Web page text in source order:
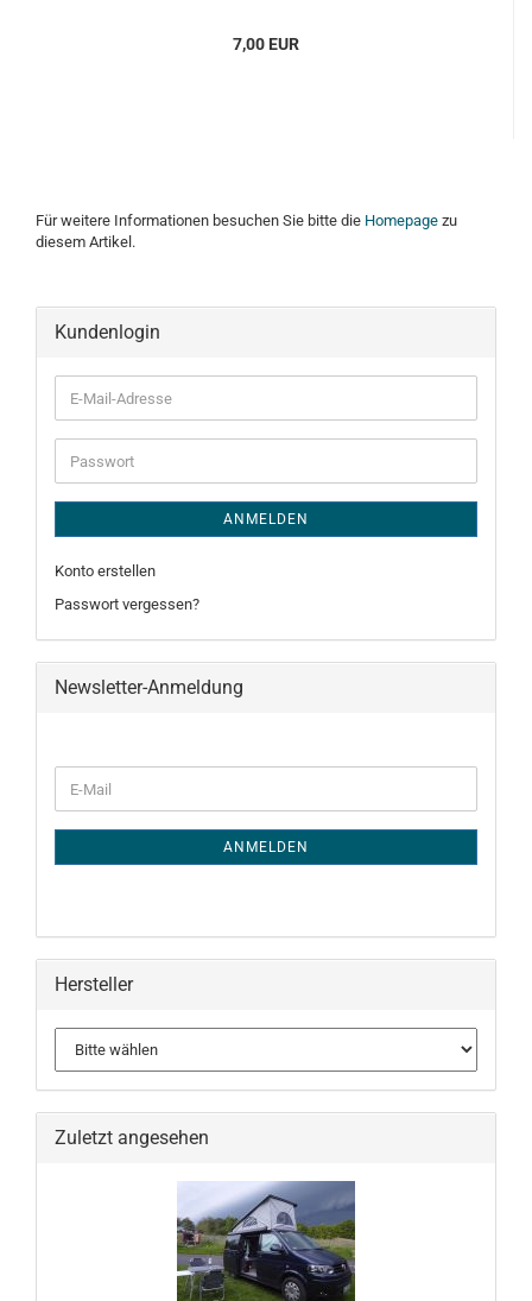
7,00 EUR
Für weitere Informationen besuchen Sie bitte die Homepage zu
diesem Artikel.
Kundenlogin
E-
Mail-
Adresse
Passwort
ANMELDEN
Konto erstellen
Passwort vergessen?
Newsletter-Anmeldung
ZUR
E-
Mail
ANMELDEN
Hersteller
Zuletzt angesehen